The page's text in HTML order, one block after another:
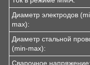
Диаметр электродов
max):
Диаметр стальной
(min-max):
Сварочное напряжение: